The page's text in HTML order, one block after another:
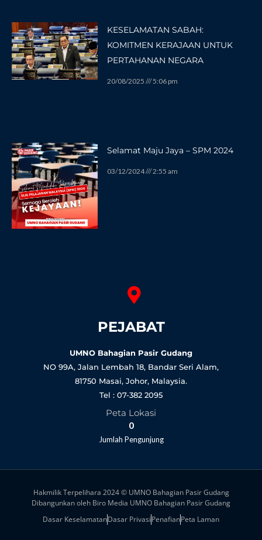
KESELAMATAN SABAH:
KOMITMEN KERAJAAN UNTUK
PERTAHANAN NEGARA
20/08/2025 5:06 pm
Selamat Maju Jaya – SPM 2024
03/12/2024 2:55 am
PEJABAT
UMNO Bahagian Pasir Gudang
NO 99A, Jalan Lembah 18, Bandar Seri Alam,
81750 Masai, Johor, Malaysia.
Tel : 07-382 2095
Peta Lokasi
Jumlah Pengunjung
0
Hakmilik Terpelihara 2024 © UMNO Bahagian Pasir Gudang
Dibangunkan oleh Biro Media UMNO Bahagian Pasir Gudang
Dasar KeselamatanDasar PrivasiPenafianPeta Laman